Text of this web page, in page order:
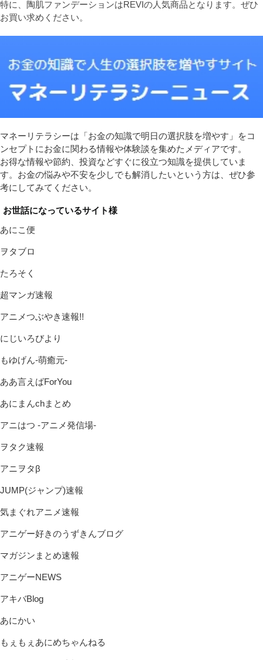
特に、陶肌ファンデーションはREVIの人気商品となります。ぜひ
お買い求めください。
マネーリテラシーは「お金の知識で明日の選択肢を増やす」をコ
ンセプトにお金に関わる情報や体験談を集めたメディアです。
お得な情報や節約、投資などすぐに役立つ知識を提供していま
す。お金の悩みや不安を少しでも解消したいという方は、ぜひ参
考にしてみてください。
お世話になっているサイト様
あにこ便
ヲタブロ
たろそく
超マンガ速報
アニメつぶやき速報!!
にじいろびより
もゆげん-萌癒元-
ああ言えばForYou
あにまんchまとめ
アニはつ -アニメ発信場-
ヲタク速報
アニヲタβ
JUMP(ジャンプ)速報
気まぐれアニメ速報
アニゲー好きのうずきんブログ
マガジンまとめ速報
アニゲーNEWS
アキバBlog
あにかい
もぇもぇあにめちゃんねる